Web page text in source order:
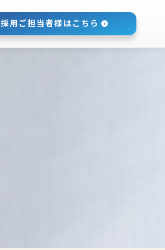
採用ご担当者様はこちら